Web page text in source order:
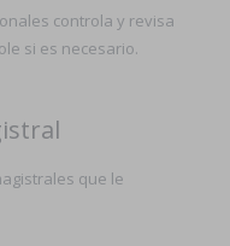
controla y revisa
si es necesario.
que le